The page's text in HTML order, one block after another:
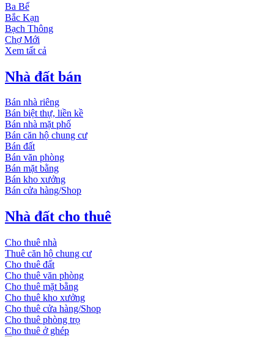
Ba Bể
Bắc Kạn
Bạch Thông
Chợ Mới
Xem tất cả
Nhà đất bán
Bán nhà riêng
Bán biệt thự, liền kề
Bán nhà mặt phố
Bán căn hộ chung cư
Bán đất
Bán văn phòng
Bán mặt bằng
Bán kho xưởng
Bán cửa hàng/Shop
Nhà đất cho thuê
Cho thuê nhà
Thuê căn hộ chung cư
Cho thuê đất
Cho thuê văn phòng
Cho thuê mặt bằng
Cho thuê kho xưởng
Cho thuê cửa hàng/Shop
Cho thuê phòng trọ
Cho thuê ở ghép